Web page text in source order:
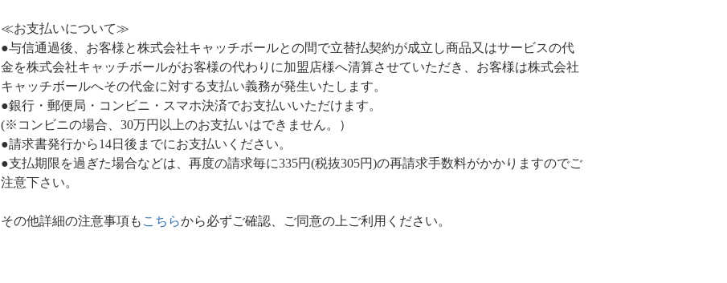
≪お支払いについて≫
●与信通過後、お客様と株式会社キャッチボールとの間で立替払契約が成立し商品又はサービスの代
金を株式会社キャッチボールがお客様の代わりに加盟店様へ清算させていただき、お客様は株式会社
キャッチボールへその代金に対する支払い義務が発生いたします。
●銀行・郵便局・コンビニ・スマホ決済でお支払いいただけます。
(※コンビニの場合、30万円以上のお支払いはできません。）
●請求書発行から14日後までにお支払いください。
●支払期限を過ぎた場合などは、再度の請求毎に335円(税抜305円)の再請求手数料がかかりますのでご
注意下さい。
その他詳細の注意事項も こちらから必ずご確認、ご同意の上ご利用ください。